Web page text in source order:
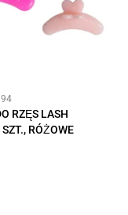
RZĘS LASH
RÓŻOWE